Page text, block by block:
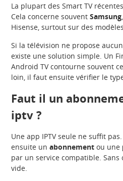
La plupart des Smart TV
Cela concerne souventSamsung
Hisense, surtout sur des
Si la télévision ne propose
existe une solution simple. Un
Android TV contourne souvent
loin, il faut ensuite vérifier le type
Faut il un
iptv ?
Une app IPTV seule ne suffit
ensuite unabonnement ou une
par un service compatible. Sans
vide.